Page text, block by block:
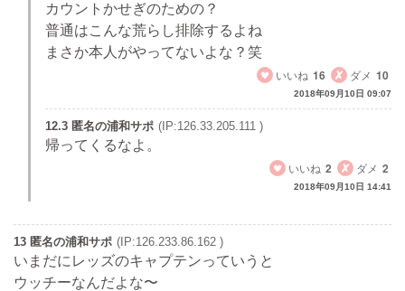
カウントかせぎのための？
普通はこんな荒らし排除するよね
まさか本人がやってないよな？笑
いいね 16 ダメ 10
2018年09月10日 09:07
12.3 匿名の浦和サポ (IP:126.33.205.111 )
帰ってくるなよ。
いいね 2 ダメ 2
2018年09月10日 14:41
13 匿名の浦和サポ (IP:126.233.86.162 )
いまだにレッズのキャプテンっていうと
ウッチーなんだよな〜